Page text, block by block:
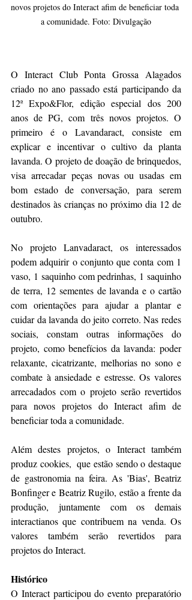
novos projetos do Interact afim de beneficiar toda
a comunidade. Foto: Divulgação
O Interact Club Ponta Grossa Alagados
criado no ano passado está participando da
12ª Expo&Flor, edição especial dos 200
anos de PG, com três novos projetos. O
primeiro é o Lavandaract, consiste em
explicar e incentivar o cultivo da planta
lavanda. O projeto de doação de brinquedos,
visa arrecadar peças novas ou usadas em
bom estado de conversação, para serem
destinados às crianças no próximo dia 12 de
outubro.
No projeto Lanvadaract, os interessados
podem adquirir o conjunto que conta com 1
vaso, 1 saquinho com pedrinhas, 1 saquinho
de terra, 12 sementes de lavanda e o cartão
com orientações para ajudar a plantar e
cuidar da lavanda do jeito correto. Nas redes
sociais, constam outras informações do
projeto, como benefícios da lavanda: poder
relaxante, cicatrizante, melhorias no sono e
combate à ansiedade e estresse. Os valores
arrecadados com o projeto serão revertidos
para novos projetos do Interact afim de
beneficiar toda a comunidade.
Além destes projetos, o Interact também
produz cookies,  que estão sendo o destaque
de gastronomia na feira. As 'Bias', Beatriz
Bonfinger e Beatriz Rugilo, estão a frente da
produção, juntamente com os demais
interactianos que contribuem na venda. Os
valores também serão revertidos para
projetos do Interact.
Histórico
O Interact participou do evento preparatório